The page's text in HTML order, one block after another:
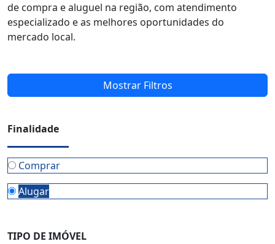
de compra e aluguel na região, com atendimento
especializado e as melhores oportunidades do
mercado local.
Mostrar Filtros
Finalidade
Comprar
Alugar
TIPO DE IMÓVEL